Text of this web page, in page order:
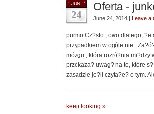
JUN
24
Oferta -
June 24, 2014 | Leave a
purmo Cz?sto , owo dlatego,
przypadkiem w ogóle nie .
mózgu , która rozró?nia mi?dzy
przekaza? uwag? na te, które
zasadzie je?li czyta?e? o tym.
keep looking »